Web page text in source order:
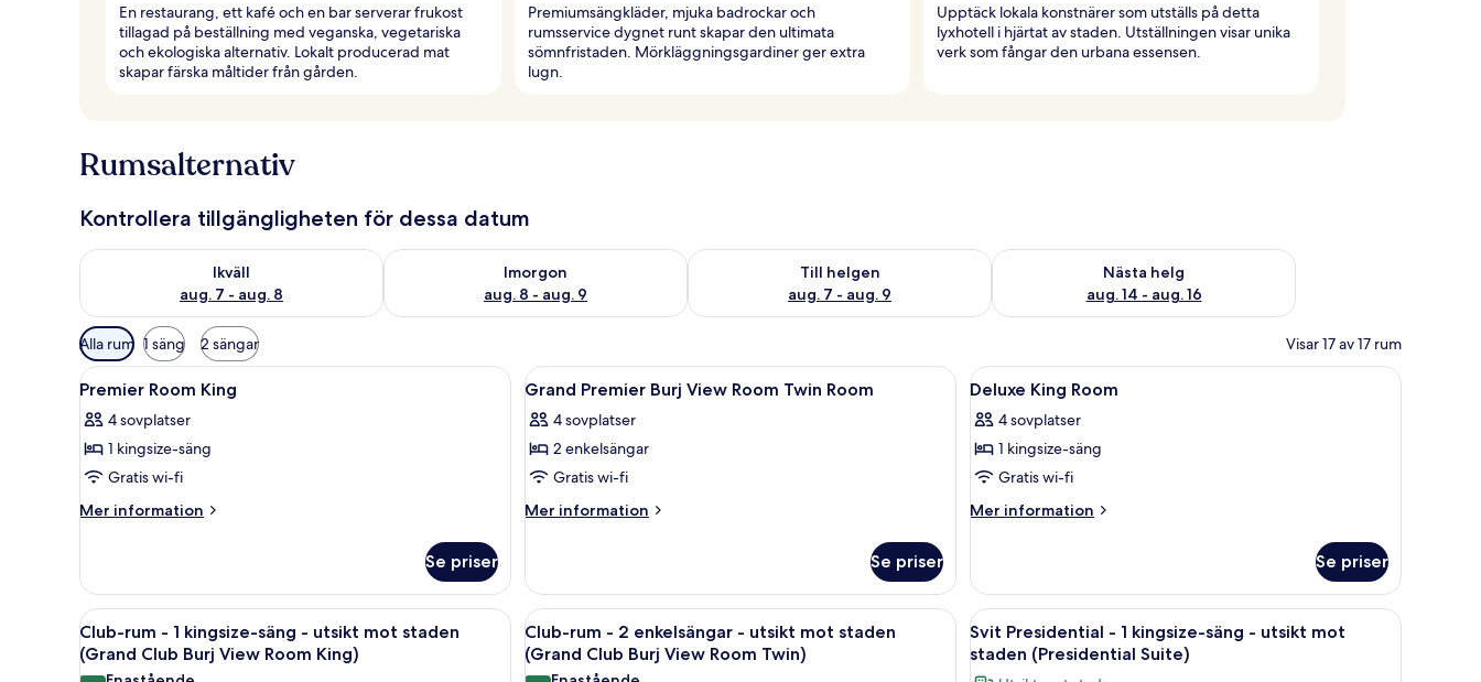
En restaurang, ett kafé och en bar serverar frukost
tillagad på beställning med veganska, vegetariska
och ekologiska alternativ. Lokalt producerad mat
skapar färska måltider från gården.
Premiumsängkläder, mjuka badrockar och
rumsservice dygnet runt skapar den ultimata
sömnfristaden. Mörkläggningsgardiner ger extra
lugn.
Upptäck lokala konstnärer som utställs på detta
lyxhotell i hjärtat av staden. Utställningen visar unika
verk som fångar den urbana essensen.
Rumsalternativ
Kontrollera tillgängligheten för dessa datum
Ikväll
aug. 7 - aug. 8
Kontrollera tillgängligheten för ikväll aug. 7 - aug. 8
Imorgon
aug. 8 - aug. 9
Kontrollera tillgängligheten för imorgon aug. 8 - aug. 9
Till helgen
aug. 7 - aug. 9
Kontrollera tillgängligheten för den här helgen aug. 7 - aug. 9
Nästa helg
aug. 14 - aug. 16
Kontrollera tillgängligheten för nästa helg aug. 14 - aug. 16
Tillgängliga
filter
för
Alla rum 1 säng 2 sängar Visar 17 av 17 rum
Öppna
alla
foton
för
Premier
Room
Sängtillbehör av högsta kvalitet och minibar
7
Premier Room King
4 sovplatser
1 kingsize-säng
Gratis wi-fi
Mer information
Mer
Room
King
Se priser
Öppna
alla
foton
för
Grand
Premier
Room
Twin
Room
Sängtillbehör av högsta kvalitet och minibar
6
Grand Premier Burj View Room Twin Room
4 sovplatser
2 enkelsängar
Gratis wi-fi
Mer information
Mer
Premier
Burj
View
Room
Twin
Se priser
Öppna
alla
foton
för
Deluxe
King
Sängtillbehör av högsta kvalitet och minibar
6
Deluxe King Room
4 sovplatser
1 kingsize-säng
Gratis wi-fi
Mer information
Mer
King
Room
Se priser
Öppna
alla
foton
Ett hotellrum med två sängar, ett skrivbord, en stol, en TV och ett stort fönster med utsikt över staden.
7
Club-rum - 1 kingsize-säng - utsikt mot staden
(Grand Club Burj View Room King)
Öppna
alla
foton
Ett hotellrum med två sängar, en stol, en TV och ett stort fönster med utsikt över staden.
12
Club-rum - 2 enkelsängar - utsikt mot staden
(Grand Club Burj View Room Twin)
Öppna
alla
foton
En stadsbild med moderna skyskrapor,
7
Svit Presidential - 1 kingsize-säng - utsikt mot
staden (Presidential Suite)